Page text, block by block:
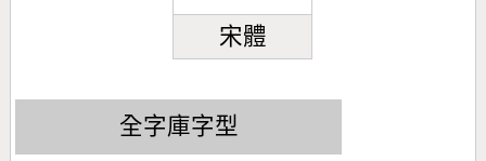
宋體
全字庫字型